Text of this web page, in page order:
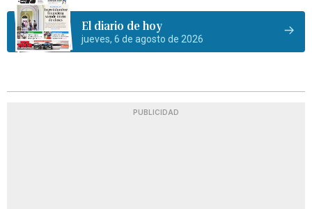
El diario de hoy
jueves, 6 de agosto de 2026
PUBLICIDAD